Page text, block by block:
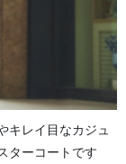
キレイ目なカジュ
ターコートです